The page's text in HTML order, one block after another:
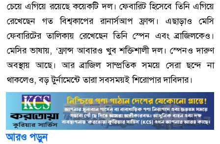
চেয়ে এগিয়ে রয়েছে কয়েকটি দল। ফেবারিট হিসেবে তিনি এগিয়ে
রেখেছেন গত বিশ্বকাপের রানার্সআপ ফ্রান্স। এছাড়াও মেসি
ফেবারিটের তালিকায় রেখেছেন তিনি স্পেন এবং ব্রাজিলকেও।
মেসির ভাষায়, ‘ফ্রান্স আবারও খুব শক্তিশালী দল। স্পেনও দারুণ
অবস্থায় আছে। আর ব্রাজিল সাম্প্রতিক সময়ে সেরা ছন্দে না
থাকলেও, বড় টুর্নামেন্টে তারা সবসময়ই শিরোপার দাবিদার।
আরও পড়ুন